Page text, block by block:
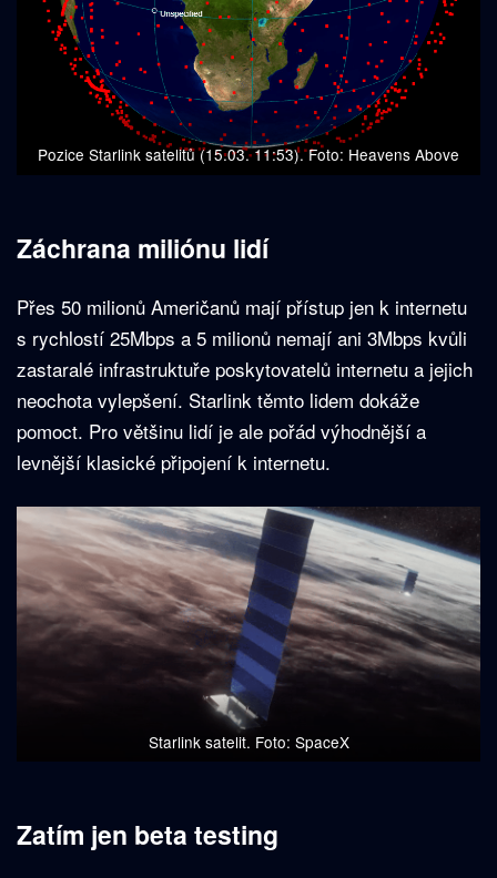
Pozice Starlink satelitů (15.03. 11:53). Foto: Heavens Above
Záchrana miliónu lidí
Přes 50 milionů Američanů mají přístup jen k internetu
s rychlostí 25Mbps a 5 milionů nemají ani 3Mbps kvůli
zastaralé infrastruktuře poskytovatelů internetu a jejich
neochota vylepšení. Starlink těmto lidem dokáže
pomoct. Pro většinu lidí je ale pořád výhodnější a
levnější klasické připojení k internetu.
Starlink satelit. Foto: SpaceX
Zatím jen beta testing